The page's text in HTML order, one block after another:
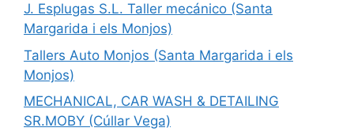
J. Esplugas S.L. Taller mecánico (Santa
Margarida i els Monjos)
Tallers Auto Monjos (Santa Margarida i els
Monjos)
MECHANICAL, CAR WASH & DETAILING
SR.MOBY (Cúllar Vega)